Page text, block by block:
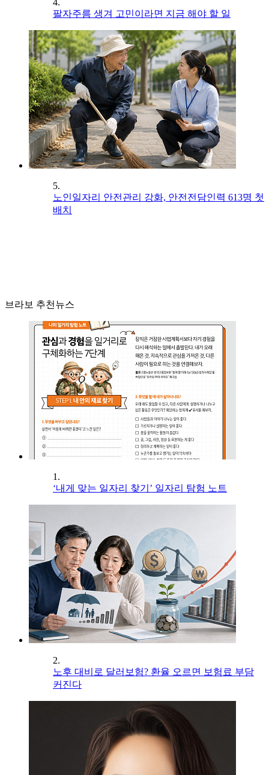
4.
팔자주름 생겨 고민이라면 지금 해야 할 일
5.
노인일자리 안전관리 강화, 안전전담인력 613명 첫
배치
브라보 추천뉴스
1.
‘내게 맞는 일자리 찾기’ 일자리 탐험 노트
2.
노후 대비로 달러보험? 환율 오르면 보험료 부담
커진다